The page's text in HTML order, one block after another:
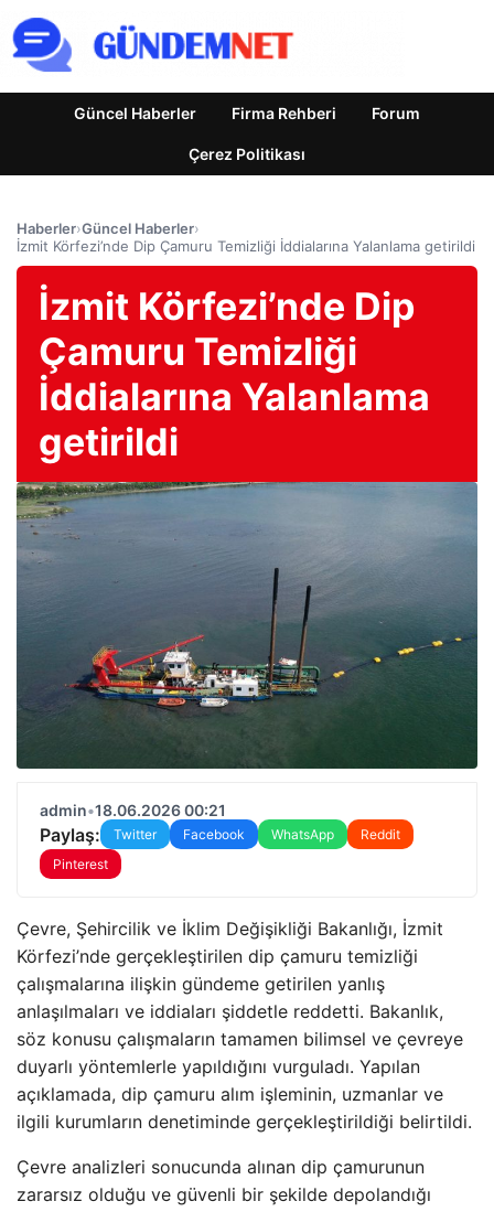
Güncel Haberler Firma Rehberi Forum
Çerez Politikası
Haberler›Güncel Haberler›
İzmit Körfezi’nde Dip Çamuru Temizliği İddialarına Yalanlama getirildi
İzmit Körfezi’nde Dip
Çamuru Temizliği
İddialarına Yalanlama
getirildi
admin•18.06.2026 00:21
Paylaş: Twitter Facebook WhatsApp
Reddit
Pinterest
Çevre, Şehircilik ve İklim Değişikliği Bakanlığı, İzmit
Körfezi’nde gerçekleştirilen dip çamuru temizliği
çalışmalarına ilişkin gündeme getirilen yanlış
anlaşılmaları ve iddiaları şiddetle reddetti. Bakanlık,
söz konusu çalışmaların tamamen bilimsel ve çevreye
duyarlı yöntemlerle yapıldığını vurguladı. Yapılan
açıklamada, dip çamuru alım işleminin, uzmanlar ve
ilgili kurumların denetiminde gerçekleştirildiği belirtildi.
Çevre analizleri sonucunda alınan dip çamurunun
zararsız olduğu ve güvenli bir şekilde depolandığı